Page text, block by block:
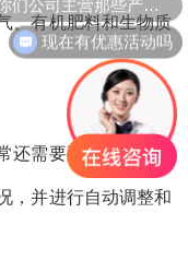
、有机肥料和生物质
需要配备控制与监
，并进行自动调整和
现在有优惠活动吗